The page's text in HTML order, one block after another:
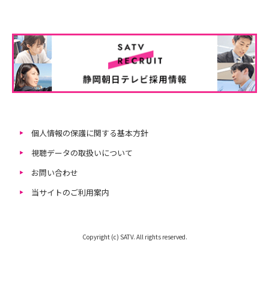
個人情報の保護に関する基本方針
視聴データの取扱いについて
お問い合わせ
当サイトのご利用案内
Copyright (c) SATV. All rights reserved.